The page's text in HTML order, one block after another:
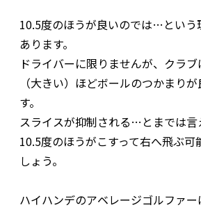
10.5度のほうが良いのでは…という
あります。
ドライバーに限りませんが、クラ
（大きい）ほどボールのつかまり
す。
スライスが抑制される…とまでは言
10.5度のほうがこすって右へ飛ぶ可
しょう。
ハイハンデのアベレージゴルファ